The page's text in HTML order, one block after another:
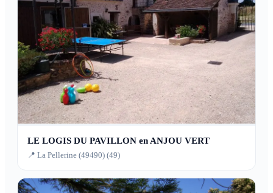
LE LOGIS DU PAVILLON en ANJOU VERT
📍 La Pellerine (49490) (49)